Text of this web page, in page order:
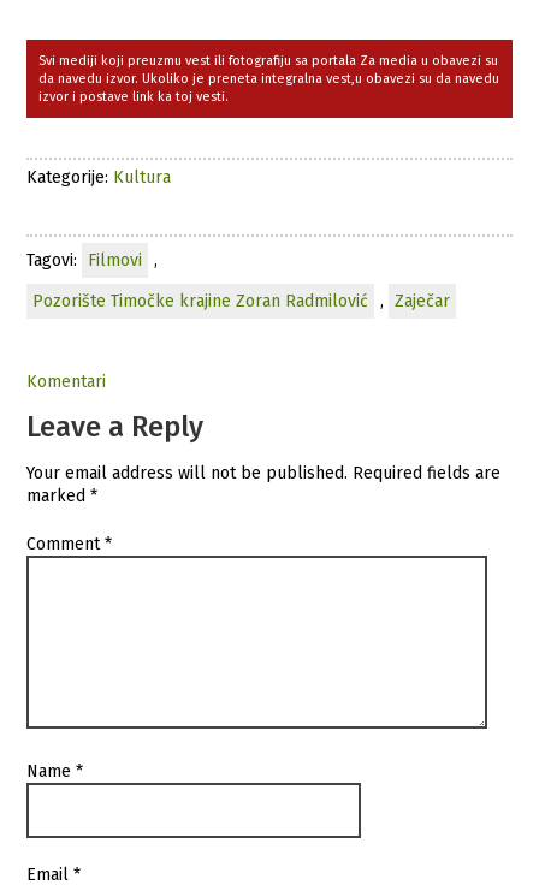
Svi mediji koji preuzmu vest ili fotografiju sa portala Za media u obavezi su
da navedu izvor. Ukoliko je preneta integralna vest,u obavezi su da navedu
izvor i postave link ka toj vesti.
Kategorije: Kultura
Tagovi: Filmovi
,
Pozorište Timočke krajine Zoran Radmilović
, Zaječar
Komentari
Leave a Reply
Your email address will not be published. Required fields are
marked*
Comment*
Name*
Email*